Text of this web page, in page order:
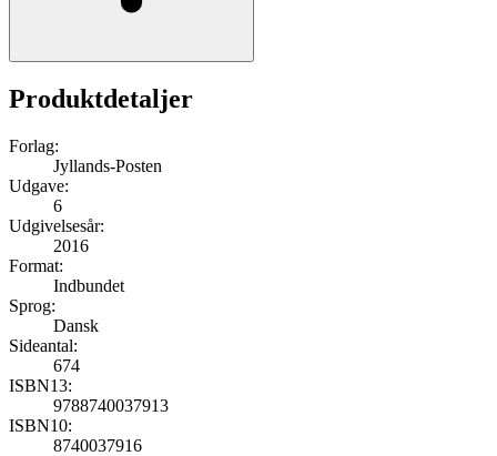
Produktdetaljer
Forlag:
Jyllands-Posten
Udgave:
6
Udgivelsesår:
2016
Format:
Indbundet
Sprog:
Dansk
Sideantal:
674
ISBN13:
9788740037913
ISBN10:
8740037916